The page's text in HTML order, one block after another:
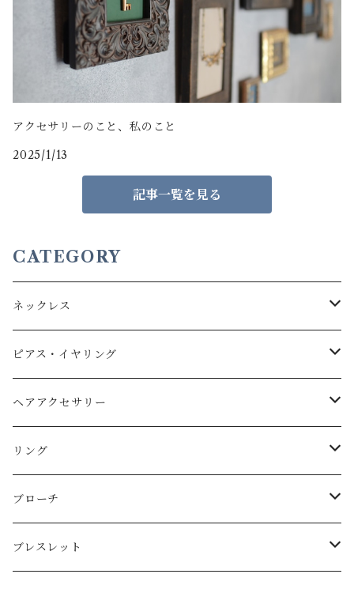
アクセサリーのこと、私のこと
2025/1/13
記事一覧を見る
CATEGORY
ネックレス
Brass
Silver
ピアス・イヤリング
Brass
Silver
ヘアアクセサリー
Brass
Silver
リング
Brass
Silver
ブローチ
Brass
ブレスレット